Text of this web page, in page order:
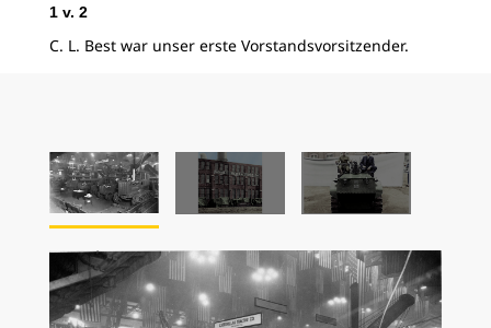
1 v. 2
C. L. Best war unser erste Vorstandsvorsitzender.